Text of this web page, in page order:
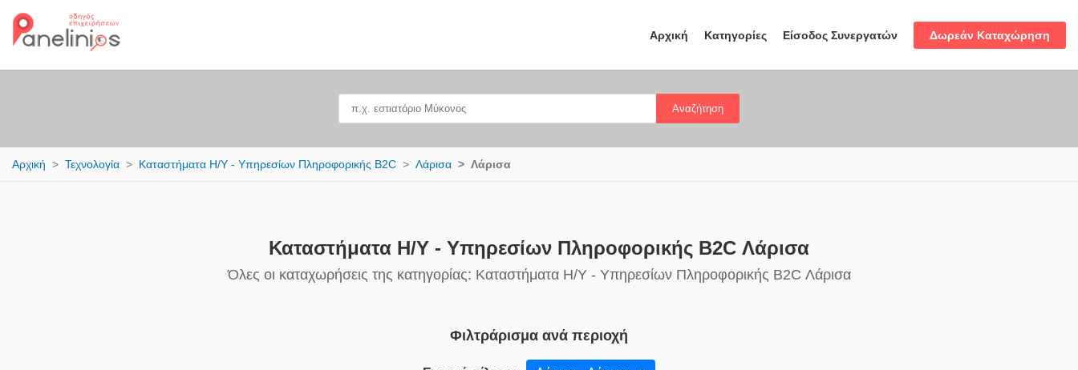
Αρχική Κατηγορίες Είσοδος Συνεργατών Δωρεάν Καταχώρηση
Αναζήτηση
Αρχική Τεχνολογία Καταστήματα Η/Υ - Υπηρεσίων Πληροφορικής B2C Λάρισα Λάρισα
Καταστήματα Η/Υ - Υπηρεσίων Πληροφορικής B2C Λάρισα
Όλες οι καταχωρήσεις της κατηγορίας: Καταστήματα Η/Υ - Υπηρεσίων Πληροφορικής B2C Λάρισα
Φιλτράρισμα ανά περιοχή